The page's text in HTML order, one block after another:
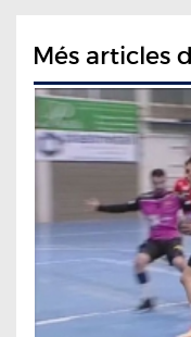
Més articles